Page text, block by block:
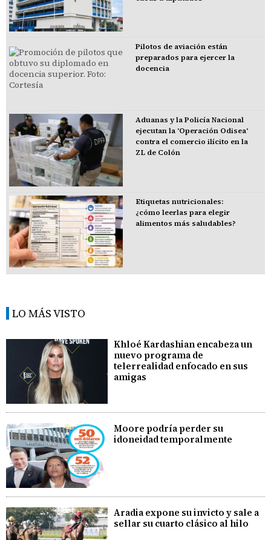
Pilotos de aviación están
preparados para ejercer la
docencia
Aduanas y la Policía Nacional
ejecutan la 'Operación Odisea'
contra el comercio ilícito en la
ZL de Colón
Etiquetas nutricionales:
¿cómo leerlas para elegir
alimentos más saludables?
LO MÁS VISTO
Khloé Kardashian encabeza un
nuevo programa de
telerrealidad enfocado en sus
amigas
Moore podría perder su
idoneidad temporalmente
Aradia expone su invicto y sale a
sellar su cuarto clásico al hilo